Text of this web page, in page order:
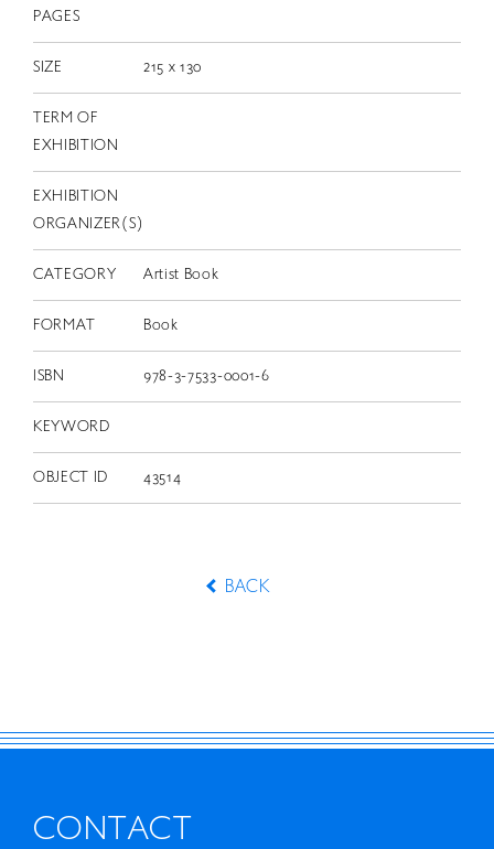
PAGES
SIZE 215 x 130
TERM OF
EXHIBITION
EXHIBITION
ORGANIZER(S)
CATEGORY Artist Book
FORMAT Book
ISBN 978-3-7533-0001-6
KEYWORD
OBJECT ID 43514
BACK
CONTACT